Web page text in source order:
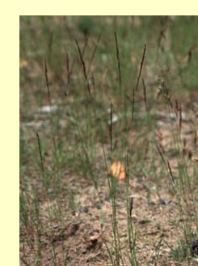
Bild